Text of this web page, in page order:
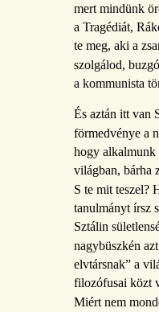
mert mindünk
a Tragédiát,
te meg, aki a
szolgálod,
a kommunista
És aztán itt van
förmedvénye a
hogy
világban, bárha
S te mit teszel?
tanulmányt írsz
Sztálin
nagybüszkén
elvtársnak” a
filozófusai közt
Miért nem